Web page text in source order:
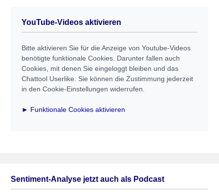
YouTube-Videos aktivieren
Bitte aktivieren Sie für die Anzeige von Youtube-Videos
benötigte funktionale Cookies. Darunter fallen auch
Cookies, mit denen Sie eingeloggt bleiben und das
Chattool Userlike. Sie können die Zustimmung jederzeit
in den Cookie-Einstellungen widerrufen.
► Funktionale Cookies aktivieren
Sentiment-Analyse jetzt auch als Podcast